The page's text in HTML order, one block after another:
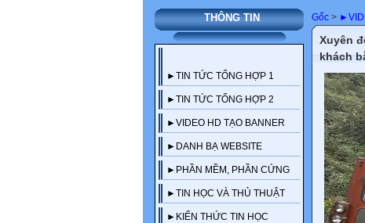
THÔNG TIN
►TIN TỨC TỔNG HỢP 1
►TIN TỨC TỔNG HỢP 2
►VIDEO HD TẠO BANNER
►DANH BẠ WEBSITE
►PHẦN MỀM, PHẦN CỨNG
►TIN HỌC VÀ THỦ THUẬT
►KIẾN THỨC TIN HỌC
Gốc >
Xuyên
khách